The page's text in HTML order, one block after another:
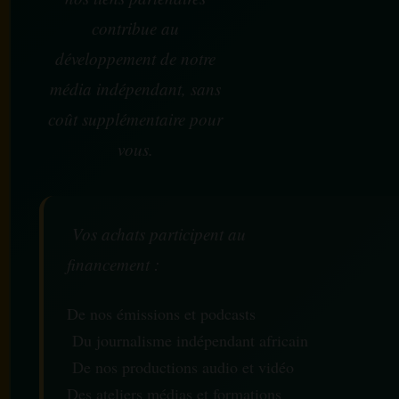
contribue au
développement de notre
média indépendant, sans
coût supplémentaire pour
vous.